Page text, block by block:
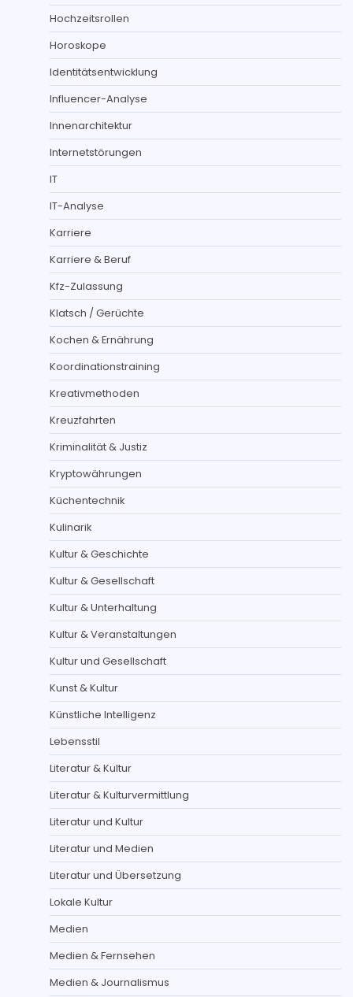
Hochzeitsrollen
Horoskope
Identitätsentwicklung
Influencer-Analyse
Innenarchitektur
Internetstörungen
IT
IT-Analyse
Karriere
Karriere & Beruf
Kfz-Zulassung
Klatsch / Gerüchte
Kochen & Ernährung
Koordinationstraining
Kreativmethoden
Kreuzfahrten
Kriminalität & Justiz
Kryptowährungen
Küchentechnik
Kulinarik
Kultur & Geschichte
Kultur & Gesellschaft
Kultur & Unterhaltung
Kultur & Veranstaltungen
Kultur und Gesellschaft
Kunst & Kultur
Künstliche Intelligenz
Lebensstil
Literatur & Kultur
Literatur & Kulturvermittlung
Literatur und Kultur
Literatur und Medien
Literatur und Übersetzung
Lokale Kultur
Medien
Medien & Fernsehen
Medien & Journalismus